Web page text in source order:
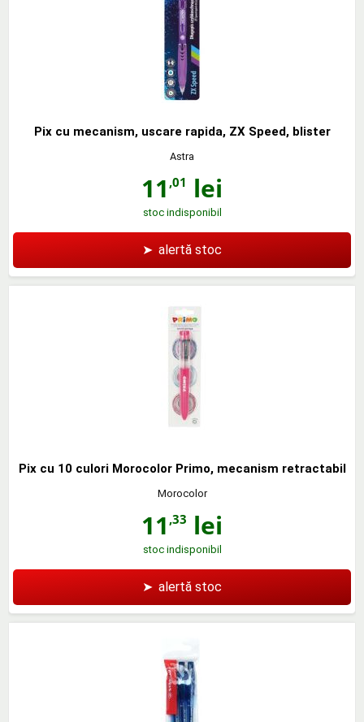
Pix cu mecanism, uscare rapida, ZX Speed, blister
Astra
11 ,01 lei
stoc indisponibil
➤ alertă stoc
Pix cu 10 culori Morocolor Primo, mecanism retractabil
Morocolor
11 ,33 lei
stoc indisponibil
➤ alertă stoc